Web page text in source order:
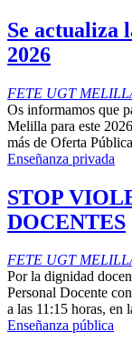
Se actualiza
2026
FETE UGT
Os informamos que
Melilla para este
más de Oferta
Enseñanza privada
STOP
DOCENTES
FETE UGT
Por la dignidad
Personal Docente
a las 11:15 horas, en
Enseñanza pública